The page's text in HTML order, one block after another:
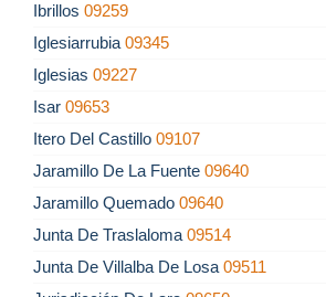
Ibrillos 09259
Iglesiarrubia 09345
Iglesias 09227
Isar 09653
Itero Del Castillo 09107
Jaramillo De La Fuente 09640
Jaramillo Quemado 09640
Junta De Traslaloma 09514
Junta De Villalba De Losa 09511